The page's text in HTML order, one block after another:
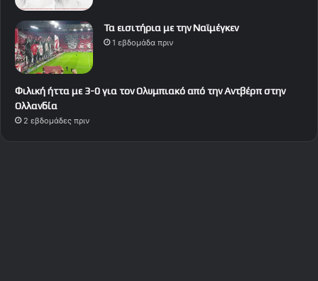
Τα εισιτήρια με την Ναϊμέγκεν
1 εβδομάδα πριν
Φιλική ήττα με 3-0 για τον Ολυμπιακό από την Αντβέρπ στην
Ολλανδία
2 εβδομάδες πριν